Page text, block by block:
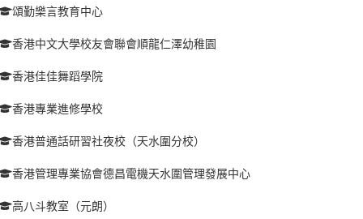
頌勤樂言教育中心
香港中文大學校友會聯會順龍仁澤幼稚園
香港佳佳舞蹈學院
香港專業進修學校
香港普通話研習社夜校（天水圍分校）
香港管理專業協會德昌電機天水圍管理發展中心
高八斗教室（元朗）